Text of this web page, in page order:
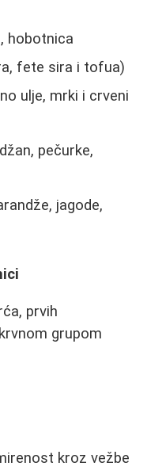
hobotnica
fete sira i tofua)
ulje, mrki i crveni
pečurke,
jagode,
prvih
grupom
kroz vežbe